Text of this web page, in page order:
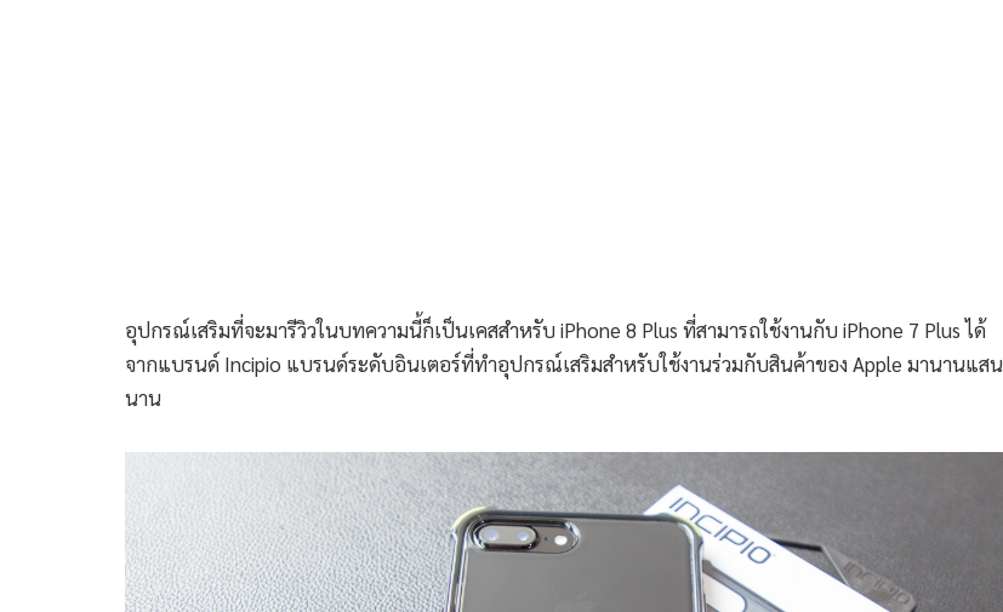
อุปกรณ์เสริมที่จะมารีวิวในบทความนี้ก็เป็นเคสสำหรับ iPhone 8 Plus ที่สามารถใช้งานกับ iPhone 7 Plus ได้
จากแบรนด์ Incipio แบรนด์ระดับอินเตอร์ที่ทำอุปกรณ์เสริมสำหรับใช้งานร่วมกับสินค้าของ Apple มานานแสน
นาน